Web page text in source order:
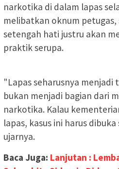
narkotika di dalam lapas
melibatkan oknum petugas,
setengah hati justru akan
praktik serupa.
"Lapas seharusnya
bukan menjadi bagian dari
narkotika. Kalau
lapas, kasus ini harus
ujarnya.
Baca Juga: Lanjutan :